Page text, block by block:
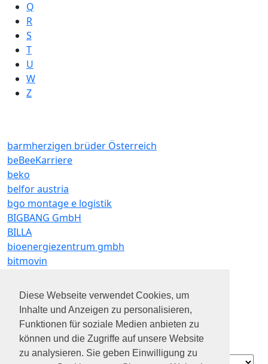
Diese Webseite verwendet Cookies, um
Inhalte und Anzeigen zu personalisieren,
Funktionen für soziale Medien anbieten zu
können und die Zugriffe auf unsere Website
zu analysieren. Sie geben Einwilligung zu
Q
R
S
T
U
W
Z
barmherzigen brüder Österreich
beBeeKarriere
beko
belfor austria
bgo montage e logistik
BIGBANG GmbH
BILLA
bioenergiezentrum gmbh
bitmovin
BKS Bank AG
bosch group
Bosch-Gruppe Österreich
Brillux Farben GmbH
bundesheer